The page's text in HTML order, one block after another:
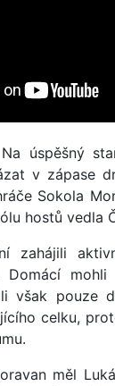
úspěšný
v zápase
Sokola
hostů vedla
zahájili
Domácí
však pouze
celku,
měl